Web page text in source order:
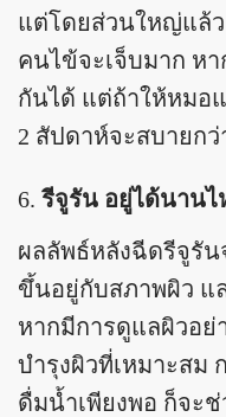
แต่โดยส่วนใหญ่แล้ว
คนไข้จะเจ็บมาก ห
กันได้ แต่ถ้าให้หมอ
2 สัปดาห์จะสบายกว่
รีจูรัน อยู่ได้นานไ
ผลลัพธ์หลังฉีดรีจูรัน
ขึ้นอยู่กับสภาพผิว แ
หากมีการดูแลผิวอย่
บำรุงผิวที่เหมาะสม
ดื่มน้ำเพียงพอ ก็จะ